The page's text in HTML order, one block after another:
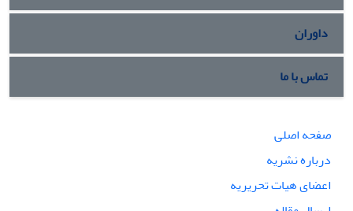
داوران
تماس با ما
صفحه اصلی
درباره نشریه
اعضای هیات تحریریه